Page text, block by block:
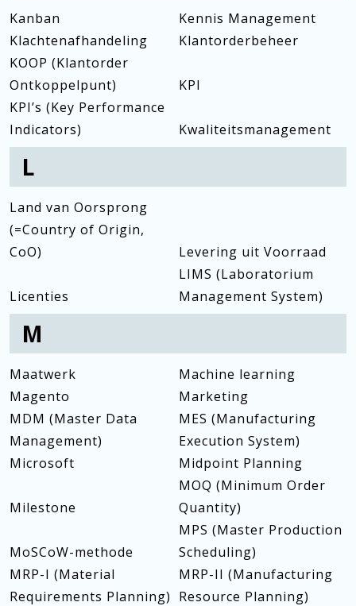
Kanban
Kennis Management
Klachtenafhandeling
Klantorderbeheer
KOOP (Klantorder
Ontkoppelpunt)
KPI
KPI’s (Key Performance
Indicators)
Kwaliteitsmanagement
L
Land van Oorsprong
(=Country of Origin,
CoO)
Levering uit Voorraad
Licenties
LIMS (Laboratorium
Management System)
M
Maatwerk
Machine learning
Magento
Marketing
MDM (Master Data
Management)
MES (Manufacturing
Execution System)
Microsoft
Midpoint Planning
Milestone
MOQ (Minimum Order
Quantity)
MoSCoW-methode
MPS (Master Production
Scheduling)
MRP-I (Material
Requirements Planning)
MRP-II (Manufacturing
Resource Planning)